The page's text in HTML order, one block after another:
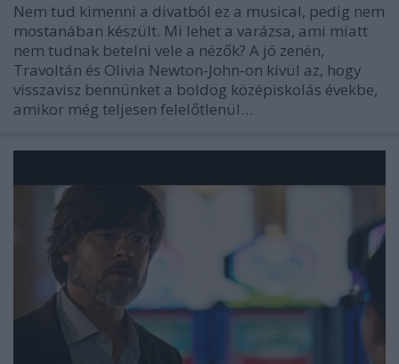
Nem tud kimenni a divatból ez a musical, pedig nem
mostanában készült. Mi lehet a varázsa, ami miatt
nem tudnak betelni vele a nézők? A jó zenén,
Travoltán és Olivia Newton-John-on kívül az, hogy
visszavisz bennünket a boldog középiskolás évekbe,
amikor még teljesen felelőtlenül…